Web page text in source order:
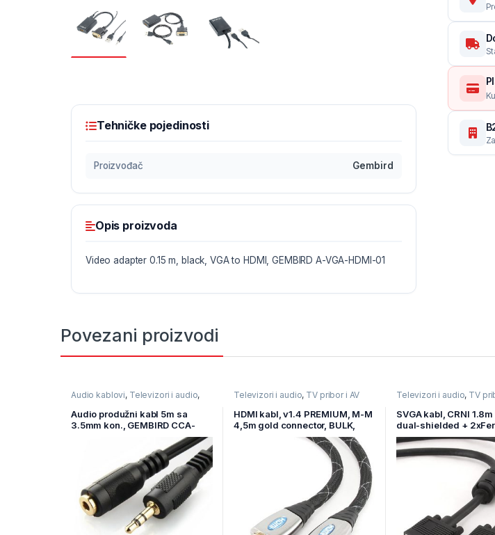
Tehničke pojedinosti
Proizvođač Gembird
Opis proizvoda
Video adapter 0.15 m, black, VGA to HDMI, GEMBIRD A-VGA-HDMI-01
Povezani proizvodi
Audio kablovi, Televizori i audio,
Audio produžni kabl 5m sa
3.5mm kon., GEMBIRD CCA-
Televizori i audio, TV pribor i AV
Video kablovi
HDMI kabl, v1.4 PREMIUM, M-M
4,5m gold connector, BULK,
GEMBIRD CCP-HDMI4-15
Televizori i audio, TV
Video kablovi
SVGA kabl, CRNI
dual-shielded +
GEMBIRD CC-